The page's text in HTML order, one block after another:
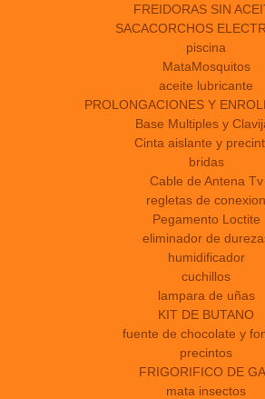
FREIDORAS SIN
SACACORCHOS
piscina
MataMosquitos
aceite lubricante
PROLONGACIONES Y
Base Multiples y
Cinta aislante y
bridas
Cable de Antena Tv
regletas de conexion
Pegamento Loctite
eliminador de
humidificador
cuchillos
lampara de uñas
KIT DE BUTANO
fuente de chocolate y
precintos
FRIGORIFICO DE
mata insectos